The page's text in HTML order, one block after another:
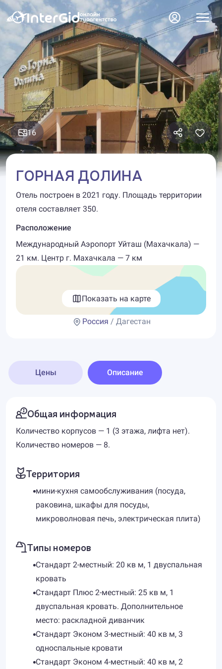
16
ГОРНАЯ ДОЛИНА
Отель построен в 2021 году. Площадь территории
отеля составляет 350.
Расположение
Международный Аэропорт Уйташ (Махачкала) —
21 км. Центр г. Махачкала — 7 км
Показать на карте
Россия / Дагестан
Цены Описание
Общая информация
Количество корпусов — 1 (3 этажа, лифта нет).
Количество номеров — 8.
Территория
мини-кухня самообслуживания (посуда,
раковина, шкафы для посуды,
микроволновая печь, электрическая плита)
Типы номеров
Стандарт 2-местный: 20 кв м, 1 двуспальная
кровать
Стандарт Плюс 2-местный: 25 кв м, 1
двуспальная кровать. Дополнительное
место: раскладной диванчик
Стандарт Эконом 3-местный: 40 кв м, 3
односпальные кровати
Стандарт Эконом 4-местный: 40 кв м, 2